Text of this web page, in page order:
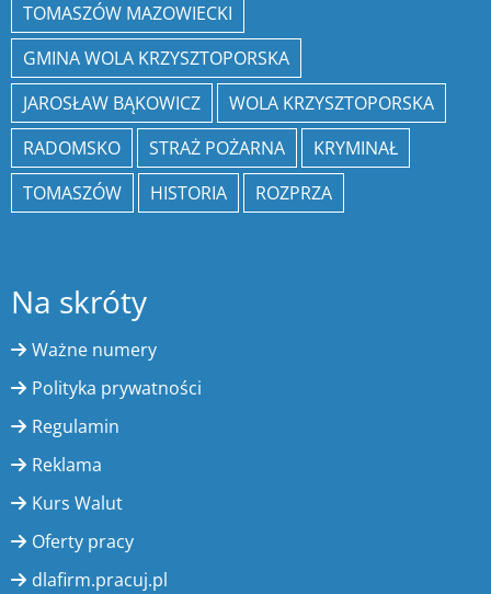
TOMASZÓW MAZOWIECKI
GMINA WOLA KRZYSZTOPORSKA
JAROSŁAW BĄKOWICZ
WOLA KRZYSZTOPORSKA
RADOMSKO
STRAŻ POŻARNA
KRYMINAŁ
TOMASZÓW
HISTORIA ROZPRZA
Na skróty
Ważne numery
Polityka prywatności
Regulamin
Reklama
Kurs Walut
Oferty pracy
dlafirm.pracuj.pl